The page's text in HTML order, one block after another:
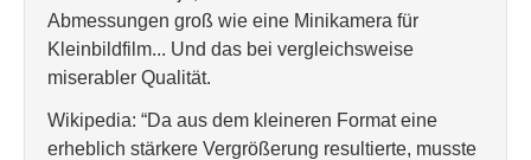
Abmessungen groß wie eine Minikamera für
Kleinbildfilm... Und das bei vergleichsweise
miserabler Qualität.
Wikipedia: “Da aus dem kleineren Format eine
erheblich stärkere Vergrößerung resultierte, musste